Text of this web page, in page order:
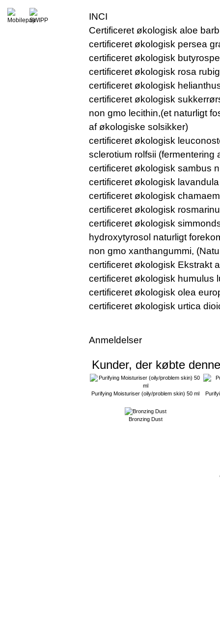
INCI
Certificeret økologisk aloe
certificeret økologisk persea
certificeret økologisk
certificeret økologisk rosa
certificeret økologisk
certificeret økologisk
non gmo lecithin,(et naturligt
af økologiske solsikker)
certificeret økologisk
sclerotium rolfsii (fermentering
certificeret økologisk sambus
certificeret økologisk
certificeret økologisk
certificeret økologisk
certificeret økologisk
hydroxytyrosol naturligt
non gmo xanthangummi,
certificeret økologisk Ekstrakt
certificeret økologisk humulus
certificeret økologisk olea
certificeret økologisk urtica
Anmeldelser
Kunder, der købte
Purifying Moisturiser (oily/problem skin) 50 ml
Bronzing Dust